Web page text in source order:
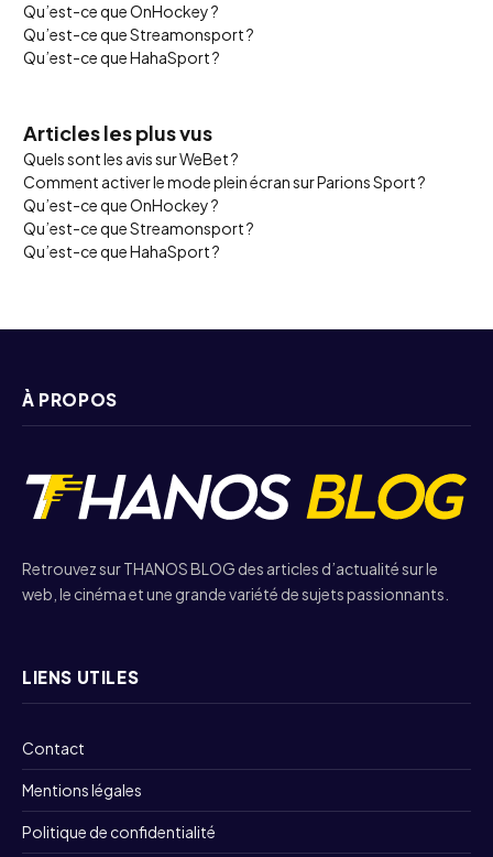
Qu’est-ce que OnHockey ?
Qu’est-ce que Streamonsport ?
Qu’est-ce que HahaSport ?
Articles les plus vus
Quels sont les avis sur WeBet ?
Comment activer le mode plein écran sur Parions Sport ?
Qu’est-ce que OnHockey ?
Qu’est-ce que Streamonsport ?
Qu’est-ce que HahaSport ?
À PROPOS
Retrouvez sur THANOS BLOG des articles d’actualité sur le
web, le cinéma et une grande variété de sujets passionnants.
LIENS UTILES
Contact
Mentions légales
Politique de confidentialité